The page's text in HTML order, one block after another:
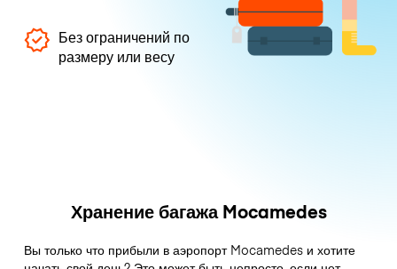
Без ограничений по
размеру или весу
Хранение багажа Mocamedes
Вы только что прибыли в аэропорт Mocamedes и хотите